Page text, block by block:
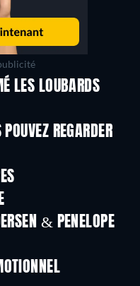
LES LOUBARDS
REGARDER
& PENELOPE
Série